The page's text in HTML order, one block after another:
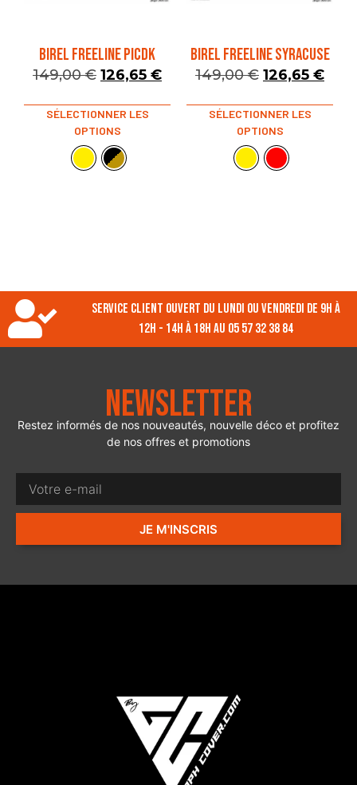
BIREL FREELINE PICDK
149,00€ 126,65 €
SÉLECTIONNER LES
OPTIONS
BIREL FREELINE SYRACUSE
149,00€ 126,65 €
SÉLECTIONNER LES
OPTIONS
Service client ouvert du lundi ou vendredi de 9h à
12h - 14h à 18h au 05 57 32 38 84
Newsletter
Restez informés de nos nouveautés, nouvelle déco et profitez
de nos offres et promotions
JE M'INSCRIS